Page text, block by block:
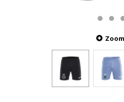
Zoom